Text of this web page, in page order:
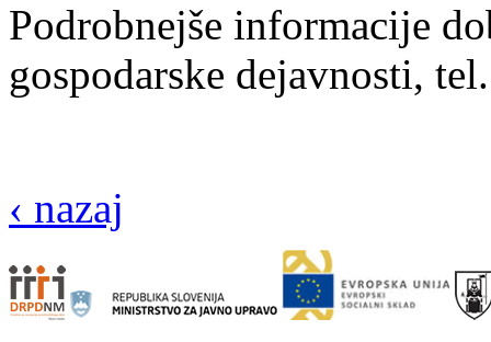
Podrobnejše informacije
gospodarske dejavnosti,
‹ nazaj